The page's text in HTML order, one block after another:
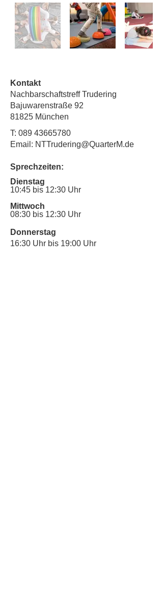
Kontakt
Nachbarschaftstreff Trudering
Bajuwarenstraße 92
81825 München
T: 089 43665780
Email: NTTrudering@QuarterM.de
Sprechzeiten:
Dienstag
10:45 bis 12:30 Uhr
Mittwoch
08:30 bis 12:30 Uhr
Donnerstag
16:30 Uhr bis 19:00 Uhr